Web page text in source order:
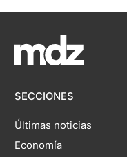
SECCIONES
Últimas noticias
Economía